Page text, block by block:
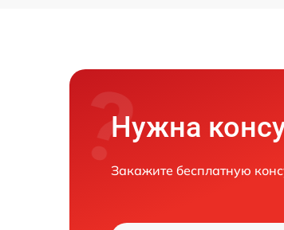
Нужна
Закажите бесплатную